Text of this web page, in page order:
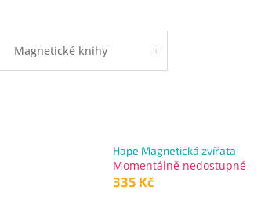
Magnetické knihy
Hape Magnetická zvířata
Momentálně nedostupné
335 Kč